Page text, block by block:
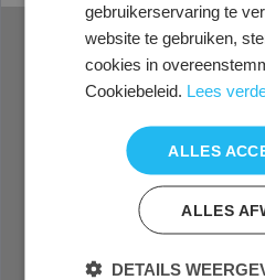
Veelgestelde vragen
Offerte aanvragen
Melden van schade bij
Veelgestelde vragen
Referentieoverzicht
Mmax levert ook in Belgie
laboratoriumstoelen.be
gebruikerservaring te
website te gebruiken,
cookies in
Cookiebeleid. Lees
ALLES
ALLES
DETAILS